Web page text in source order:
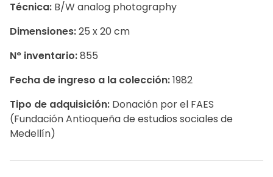
Técnica: B/W analog photography
Dimensiones:25 x 20 cm
N° inventario:855
Fecha de ingreso a la colección:1982
Tipo de adquisición: Donación por el FAES
(Fundación Antioqueña de estudios sociales de
Medellín)